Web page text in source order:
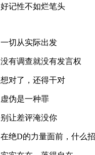
好记性不如烂笔头
一切从实际出发
没有调查就没有发言权
想对了，还得干对
虚伪是一种罪
别让差评淹没你
在绝D的力量面前，什么